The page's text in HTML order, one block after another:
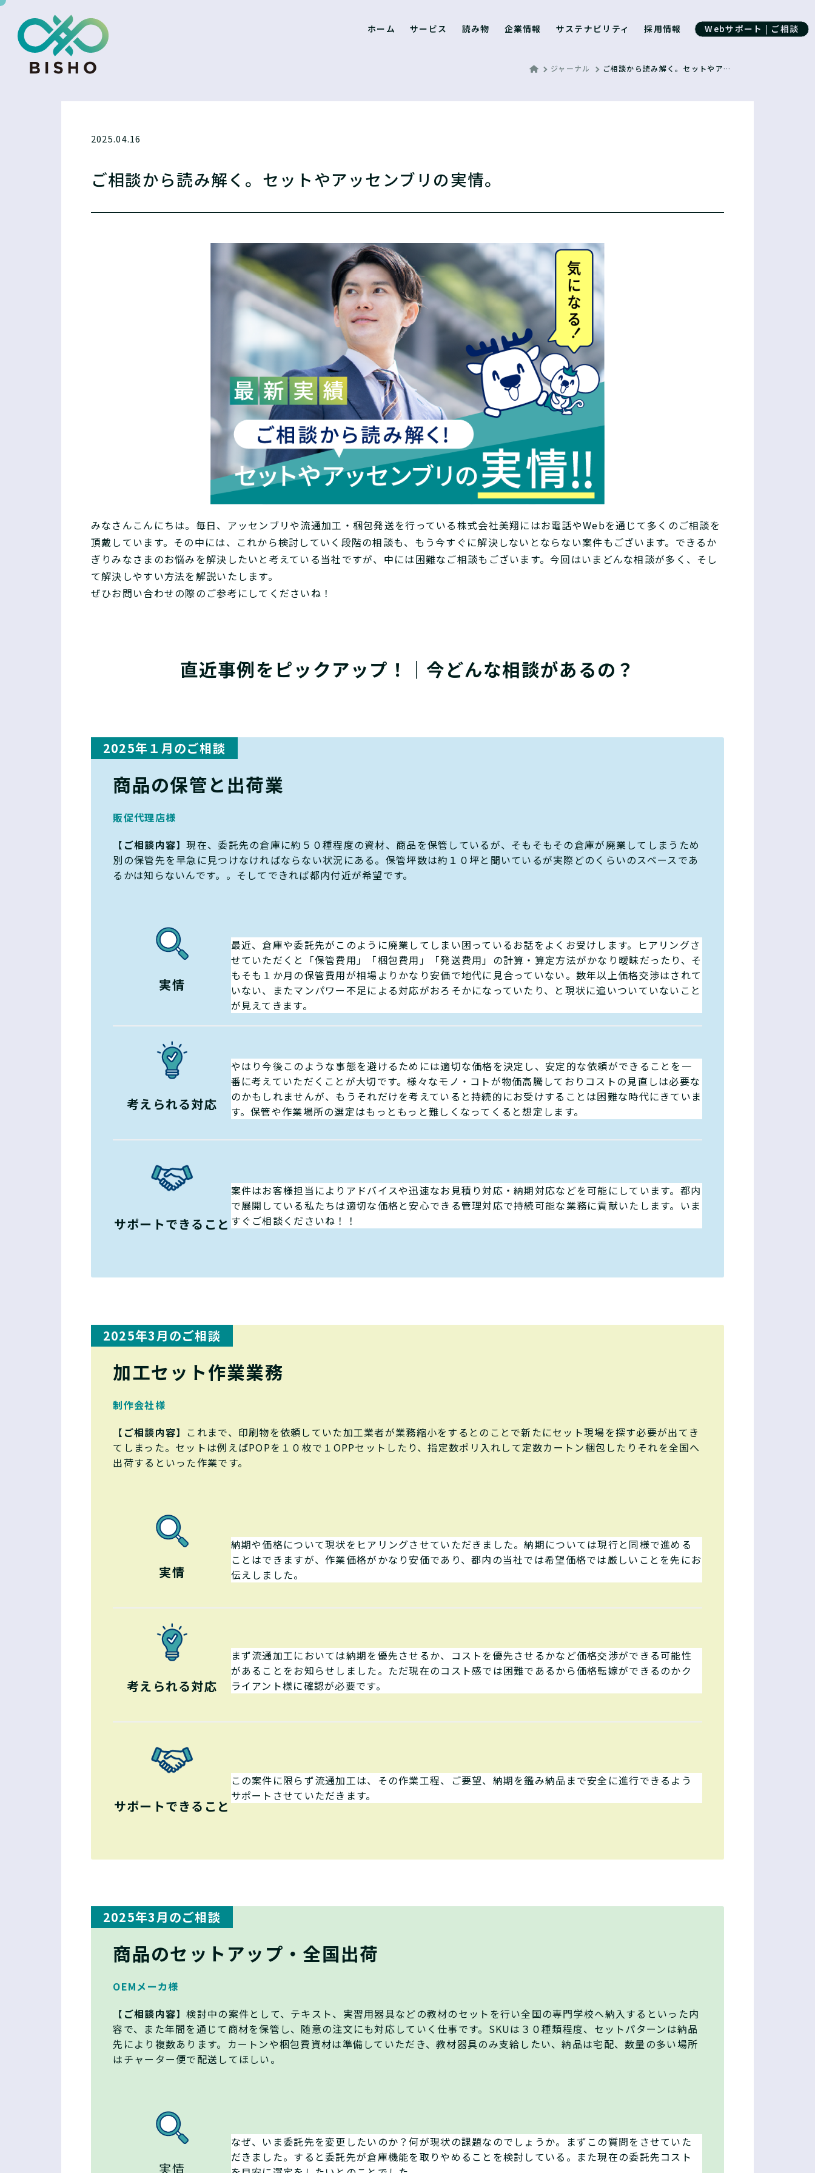
ホーム サービス 読み物 企業情報 サステナビリティ 採用情報 Webサポート | ご相談
ジャーナル ご相談から読み解く。セットやアッセンブリの実情。
2025.04.16
ご相談から読み解く。セットやアッセンブリの実情。
みなさんこんにちは。毎日、アッセンブリや流通加工・梱包発送を行っている株式会社美翔にはお電話やWebを通じて多くのご相談を
頂戴しています。その中には、これから検討していく段階の相談も、もう今すぐに解決しないとならない案件もございます。できるか
ぎりみなさまのお悩みを解決したいと考えている当社ですが、中には困難なご相談もございます。今回はいまどんな相談が多く、そし
て解決しやすい方法を解説いたします。
ぜひお問い合わせの際のご参考にしてくださいね！
直近事例をピックアップ！｜今どんな相談があるの？
2025年１月のご相談
商品の保管と出荷業
販促代理店様
【 ご相談内容】現在、委託先の倉庫に約５０種程度の資材、商品を保管しているが、そもそもその倉庫が廃業してしまうため
別の保管先を早急に見つけなければならない状況にある。保管坪数は約１０坪と聞いているが実際どのくらいのスペースであ
るかは知らないんです。。そしてできれば都内付近が希望です。
実情
最近、倉庫や委託先がこのように廃業してしまい困っているお話をよくお受けします。ヒアリングさ
せていただくと「保管費用」「梱包費用」「発送費用」の計算・算定方法がかなり曖昧だったり、そ
もそも１か月の保管費用が相場よりかなり安価で地代に見合っていない。数年以上価格交渉はされて
いない、またマンパワー不足による対応がおろそかになっていたり、と現状に追いついていないこと
が見えてきます。
考えられる対応
やはり今後このような事態を避けるためには適切な価格を決定し、安定的な依頼ができることを一
番に考えていただくことが大切です。様々なモノ・コトが物価高騰しておりコストの見直しは必要な
のかもしれませんが、もうそれだけを考えていると持続的にお受けすることは困難な時代にきていま
す。保管や作業場所の選定はもっともっと難しくなってくると想定します。
サポートできること
案件はお客様担当によりアドバイスや迅速なお見積り対応・納期対応などを可能にしています。都内
で展開している私たちは適切な価格と安心できる管理対応で持続可能な業務に貢献いたします。いま
すぐご相談くださいね！！
2025年3月のご相談
加工セット作業業務
制作会社様
【 ご相談内容】これまで、印刷物を依頼していた加工業者が業務縮小をするとのことで新たにセット現場を探す必要が出てき
てしまった。セットは例えばPOPを１０枚で１OPPセットしたり、指定数ポリ入れして定数カートン梱包したりそれを全国へ
出荷するといった作業です。
実情
納期や価格について現状をヒアリングさせていただきました。納期については現行と同様で進める
ことはできますが、作業価格がかなり安価であり、都内の当社では希望価格では厳しいことを先にお
伝えしました。
考えられる対応
まず流通加工においては納期を優先させるか、コストを優先させるかなど価格交渉ができる可能性
があることをお知らせしました。ただ現在のコスト感では困難であるから価格転嫁ができるのかク
ライアント様に確認が必要です。
サポートできること
この案件に限らず流通加工は、その作業工程、ご要望、納期を鑑み納品まで安全に進行できるよう
サポートさせていただきます。
2025年3月のご相談
商品のセットアップ・全国出荷
OEMメーカ様
【 ご相談内容】検討中の案件として、テキスト、実習用器具などの教材のセットを行い全国の専門学校へ納入するといった内
容で、また年間を通じて商材を保管し、随意の注文にも対応していく仕事です。SKUは３０種類程度、セットパターンは納品
先により複数あります。カートンや梱包費資材は準備していただき、教材器具のみ支給したい、納品は宅配、数量の多い場所
はチャーター便で配送してほしい。
実情
なぜ、いま委託先を変更したいのか？何が現状の課題なのでしょうか。まずこの質問をさせていた
だきました。すると委託先が倉庫機能を取りやめることを検討している。また現在の委託先コスト